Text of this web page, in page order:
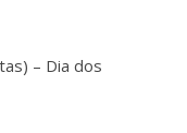
– Dia dos